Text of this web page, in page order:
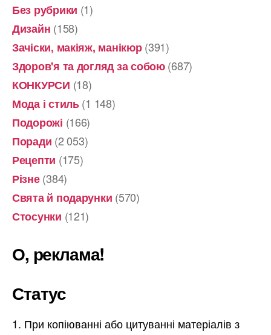
Без рубрики (1)
Дизайн (158)
Зачіски, макіяж, манікюр(391)
Здоров'я та догляд за собою(687)
КОНКУРСИ (18)
Мода і стиль(1 148)
Подорожі (166)
Поради (2 053)
Рецепти (175)
Різне(384)
Свята й подарунки (570)
Стосунки (121)
О, реклама!
Статус
При копіюванні або цитуванні матеріалів з